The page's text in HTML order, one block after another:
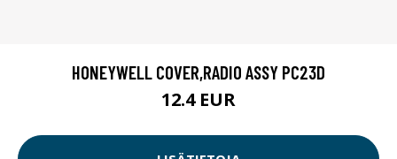
HONEYWELL COVER,RADIO ASSY PC23D
12.4 EUR